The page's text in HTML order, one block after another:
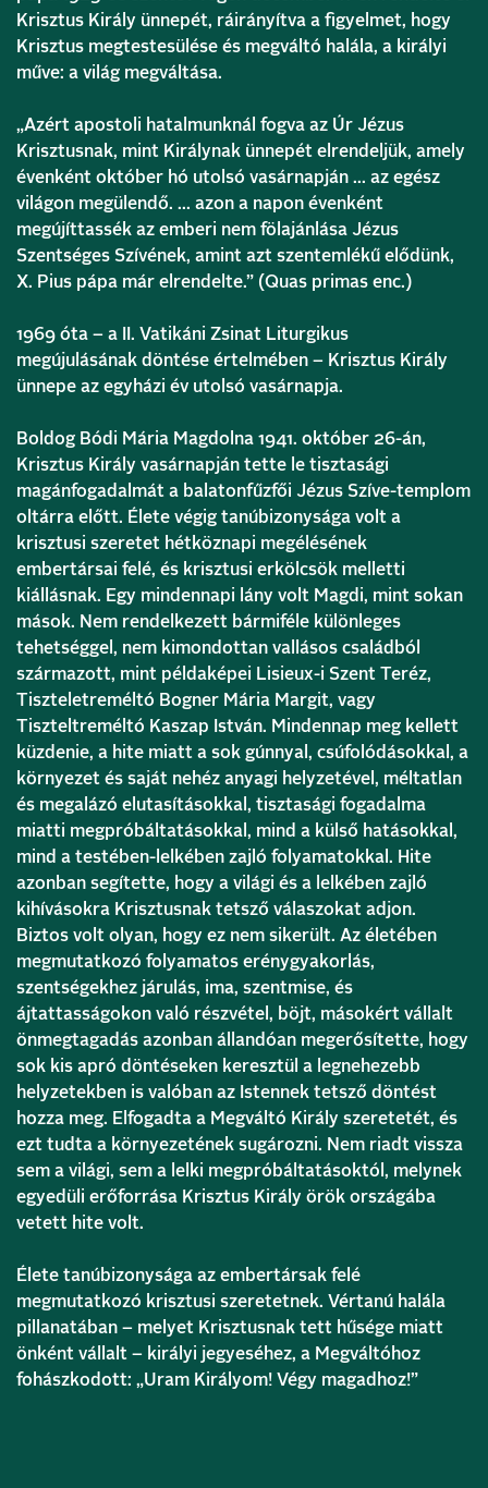
Krisztus Király ünnepét, ráirányítva a figyelmet, hogy
Krisztus megtestesülése és megváltó halála, a királyi
műve: a világ megváltása.
„Azért apostoli hatalmunknál fogva az Úr Jézus
Krisztusnak, mint Királynak ünnepét elrendeljük, amely
évenként október hó utolsó vasárnapján … az egész
világon megülendő. … azon a napon évenként
megújíttassék az emberi nem fölajánlása Jézus
Szentséges Szívének, amint azt szentemlékű elődünk,
X. Pius pápa már elrendelte.” (Quas primas enc.)
1969 óta – a II. Vatikáni Zsinat Liturgikus
megújulásának döntése értelmében – Krisztus Király
ünnepe az egyházi év utolsó vasárnapja.
Boldog Bódi Mária Magdolna 1941. október 26-án,
Krisztus Király vasárnapján tette le tisztasági
magánfogadalmát a balatonfűzfői Jézus Szíve-templom
oltárra előtt. Élete végig tanúbizonysága volt a
krisztusi szeretet hétköznapi megélésének
embertársai felé, és krisztusi erkölcsök melletti
kiállásnak. Egy mindennapi lány volt Magdi, mint sokan
mások. Nem rendelkezett bármiféle különleges
tehetséggel, nem kimondottan vallásos családból
származott, mint példaképei Lisieux-i Szent Teréz,
Tiszteletreméltó Bogner Mária Margit, vagy
Tiszteltreméltó Kaszap István. Mindennap meg kellett
küzdenie, a hite miatt a sok gúnnyal, csúfolódásokkal, a
környezet és saját nehéz anyagi helyzetével, méltatlan
és megalázó elutasításokkal, tisztasági fogadalma
miatti megpróbáltatásokkal, mind a külső hatásokkal,
mind a testében-lelkében zajló folyamatokkal. Hite
azonban segítette, hogy a világi és a lelkében zajló
kihívásokra Krisztusnak tetsző válaszokat adjon.
Biztos volt olyan, hogy ez nem sikerült. Az életében
megmutatkozó folyamatos erénygyakorlás,
szentségekhez járulás, ima, szentmise, és
ájtattasságokon való részvétel, böjt, másokért vállalt
önmegtagadás azonban állandóan megerősítette, hogy
sok kis apró döntéseken keresztül a legnehezebb
helyzetekben is valóban az Istennek tetsző döntést
hozza meg. Elfogadta a Megváltó Király szeretetét, és
ezt tudta a környezetének sugározni. Nem riadt vissza
sem a világi, sem a lelki megpróbáltatásoktól, melynek
egyedüli erőforrása Krisztus Király örök országába
vetett hite volt.
Élete tanúbizonysága az embertársak felé
megmutatkozó krisztusi szeretetnek. Vértanú halála
pillanatában – melyet Krisztusnak tett hűsége miatt
önként vállalt – királyi jegyeséhez, a Megváltóhoz
fohászkodott: „Uram Királyom! Végy magadhoz!”